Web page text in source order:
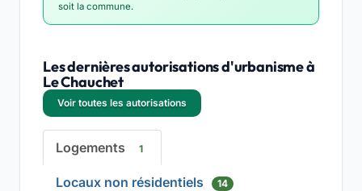
soit la commune.
Les dernières autorisations d'urbanisme à
Le Chauchet
Voir toutes les autorisations
Logements 1
Locaux non résidentiels 14